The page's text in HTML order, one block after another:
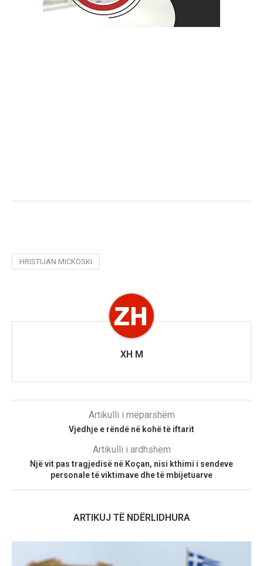
HRISTIJAN MICKOSKI
XH M
Artikulli i mëparshëm
Vjedhje e rëndë në kohë të iftarit
Artikulli i ardhshëm
Një vit pas tragjedisë në Koçan, nisi kthimi i sendeve
personale të viktimave dhe të mbijetuarve
ARTIKUJ TË NDËRLIDHURA